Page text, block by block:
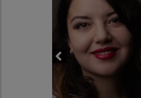
Previous